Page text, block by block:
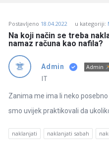
Učene
Latest
Pitanja
Postavljeno 18.04.2022 u kategoriji:
Na koji način se treba
namaz računa kao nafila?
Admin Admin
IT
Zanima me ima li neko
smo uvijek praktikovali da
naklanjati naklanjati sabah